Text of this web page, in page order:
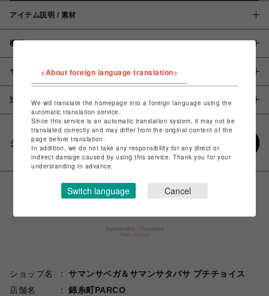
アイテム説明 / 素材
概要
サイズ
注意事項
シェアする
ショップ名
サマンサベガ＆サマンサタバサ プチチョイス
店舗名
錦糸町PARCO
<About foreign language translation>
We will translate the homepage into a foreign language using the
automatic translation service.
Since this service is an automatic translation system, it may not be
translated correctly and may differ from the original content of the
page before translation.
In addition, we do not take any responsibility for any direct or
indirect damage caused by using this service. Thank you for your
understanding in advance.
Switch language Cancel